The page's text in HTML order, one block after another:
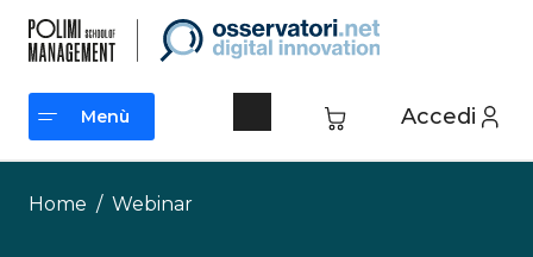
contenuto
Accedi
Menù
Menù
Home / Webinar